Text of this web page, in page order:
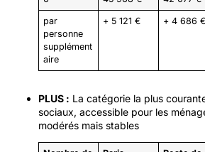
par
personne
supplément
aire
+ 5 121 € + 4 686 €
PLUS : La catégorie la plus
sociaux, accessible pour les
modérés mais stables